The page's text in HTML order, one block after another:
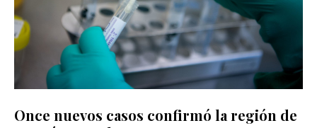
Once nuevos casos confirmó la región de